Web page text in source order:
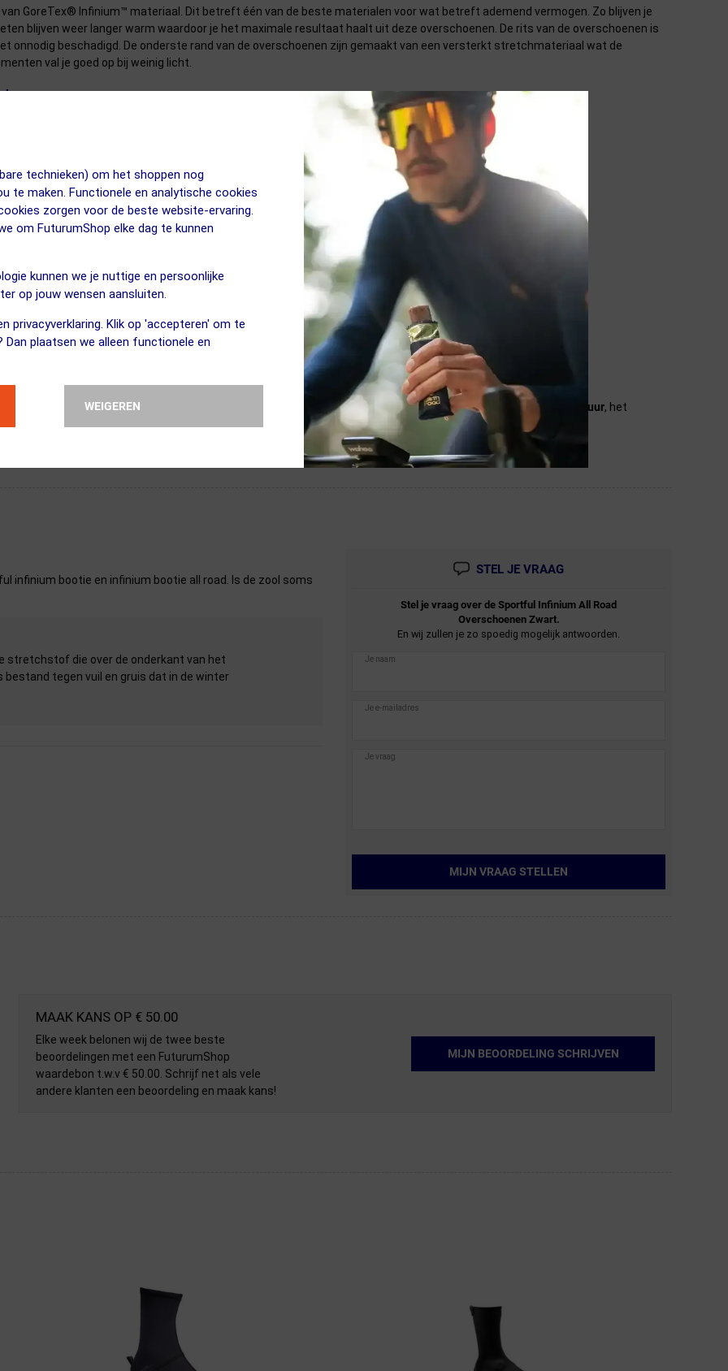
technieken) om het shoppen nog
te maken. Functionele en analytische cookies
zorgen voor de beste website-ervaring.
om FuturumShop elke dag te kunnen
kunnen we je nuttige en persoonlijke
op jouw wensen aansluiten.
privacyverklaring. Klik op 'accepteren' om te
Dan plaatsen we alleen functionele en
WEIGEREN
GoreTex® Infinium™ materiaal. Dit betreft één van de beste materialen voor wat betreft ademend vermogen. Zo blijven je
blijven weer langer warm waardoor je het maximale resultaat haalt uit deze overschoenen. De rits van de overschoenen is
onnodig beschadigd. De onderste rand van de overschoenen zijn gemaakt van een versterkt stretchmateriaal wat de
val je goed op bij weinig licht.
Klik hieronder op de eigenschap om naar de uitleg van dit systeem te gaan.
vindt bij 15°C, zal voor de ander pas bij 10°C gedragen worden. Wij streven ernaar de aangegeventemperatuur, het
te schatten samen met onze leveranciers, maar dit blijven slechts indicaties.
infinium bootie en infinium bootie all road. Is de zool soms
stretchstof die over de onderkant van het
tegen vuil en gruis dat in de winter
STEL JE VRAAG
Stel je vraag over deSportful Infinium All Road
Overschoenen Zwart.
En wij zullen je zo spoedig mogelijk antwoorden.
MIJN VRAAG STELLEN
MAAK KANS OP € 50.00
Elke week belonen wij de twee beste
beoordelingen met een FuturumShop
waardebon t.w.v € 50.00. Schrijf net als vele
andere klanten een beoordeling en maak kans!
MIJN BEOORDELING SCHRIJVEN